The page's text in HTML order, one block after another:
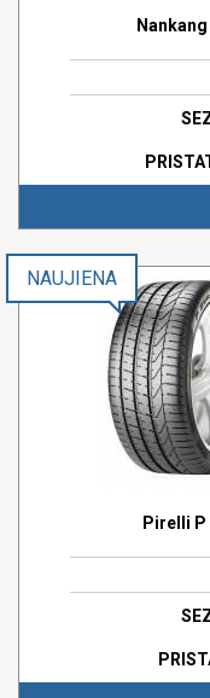
Nankang
NAUJIENA
Pirelli P